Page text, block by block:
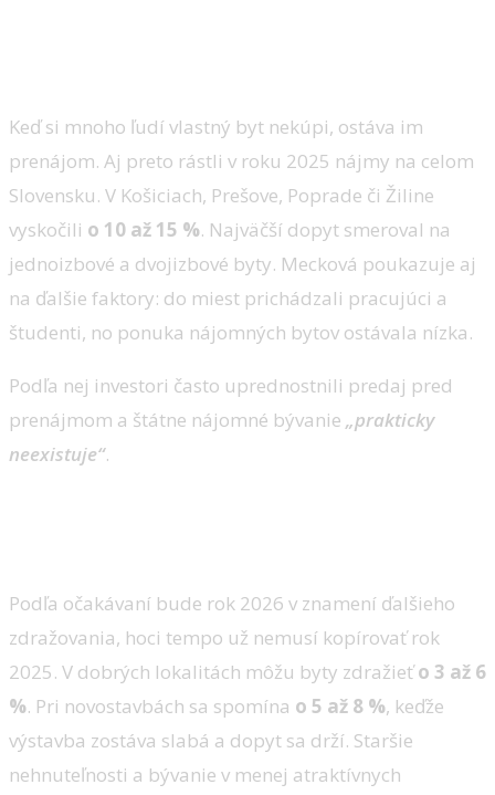
Keď si mnoho ľudí vlastný byt nekúpi, ostáva im
prenájom. Aj preto rástli v roku 2025 nájmy na celom
Slovensku. V Košiciach, Prešove, Poprade či Žiline
vyskočili o 10 až 15 %. Najväčší dopyt smeroval na
jednoizbové a dvojizbové byty. Mecková poukazuje aj
na ďalšie faktory: do miest prichádzali pracujúci a
študenti, no ponuka nájomných bytov ostávala nízka.
Podľa nej investori často uprednostnili predaj pred
prenájmom a štátne nájomné bývanie „prakticky
neexistuje“.
Podľa očakávaní bude rok 2026 v znamení ďalšieho
zdražovania, hoci tempo už nemusí kopírovať rok
2025. V dobrých lokalitách môžu byty zdražieťo 3 až 6
%. Pri novostavbách sa spomína o 5 až 8 %, keďže
výstavba zostáva slabá a dopyt sa drží. Staršie
nehnuteľnosti a bývanie v menej atraktívnych